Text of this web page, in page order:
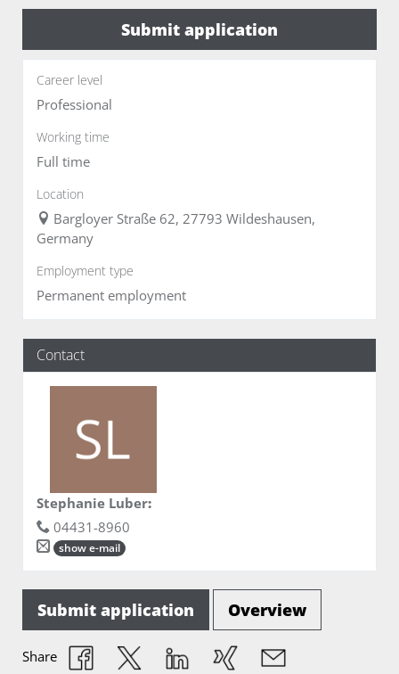
Submit application
Career level
Professional
Working time
Full time
Location
Bargloyer Straße 62, 27793 Wildeshausen,
Germany
Employment type
Permanent employment
Contact
Stephanie Luber:
04431-8960
show e-mail
Submit application Overview
Share